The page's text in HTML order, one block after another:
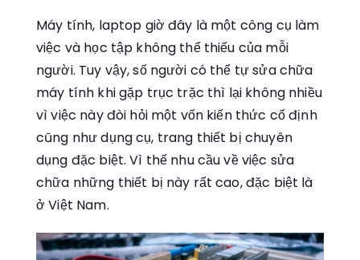
Máy tính, laptop giờ đây là một công cụ làm
việc và học tập không thể thiếu của mỗi
người. Tuy vậy, số người có thể tự sửa chữa
máy tính khi gặp trục trặc thì lại không nhiều
vì việc này đòi hỏi một vốn kiến thức cố định
cũng như dụng cụ, trang thiết bị chuyên
dụng đặc biệt. Vì thế nhu cầu về việc sửa
chữa những thiết bị này rất cao, đặc biệt là
ở Việt Nam.